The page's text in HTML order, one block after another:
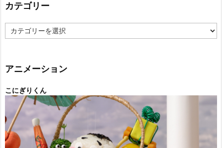
カテゴリー
テ
ー
アニメーション
こにぎりくん